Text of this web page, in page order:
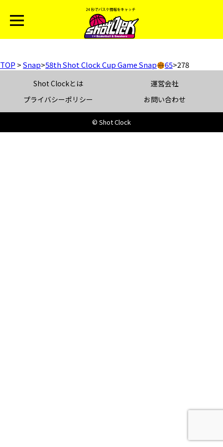
TOP >Snap>58th Shot Clock Cup Game Snap 65>278
Shot Clockとは
運営会社
プライバシーポリシー
お問い合わせ
© Shot Clock